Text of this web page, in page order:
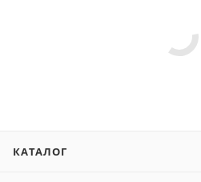
КАТАЛОГ